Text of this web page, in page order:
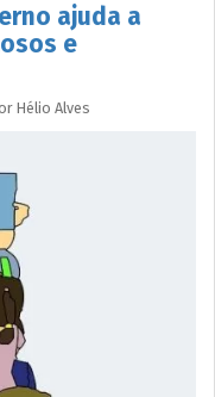
ajuda a
e
Hélio Alves